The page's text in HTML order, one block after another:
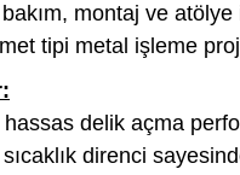
montaj ve atölye
tipi metal işleme
hassas delik açma
direnci